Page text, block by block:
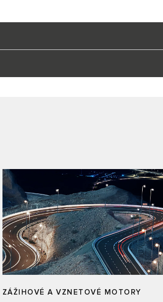
ZÁŽIHOVÉ A VZNETOVÉ MOTORY